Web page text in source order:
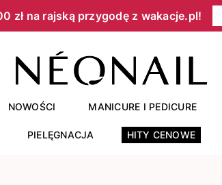
zł na rajską przygodę z wakacje.pl!​
NOWOŚCI MANICURE I PEDICURE
PIELĘGNACJA HITY CENOWE